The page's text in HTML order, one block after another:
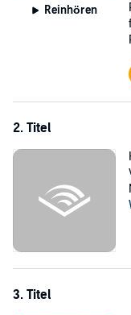
©2010 Tracie Peterson
Reinhören
2. Titel
3. Titel